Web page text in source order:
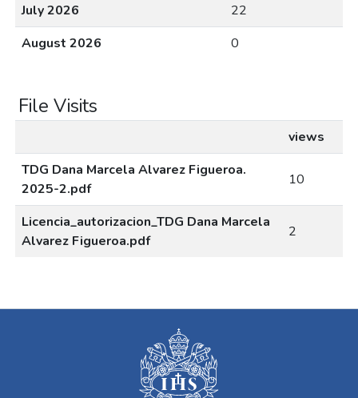
July 2026
22
August 2026
0
File Visits
views
TDG Dana Marcela Alvarez Figueroa.
2025-2.pdf
10
Licencia_autorizacion_TDG Dana Marcela
Alvarez Figueroa.pdf
2